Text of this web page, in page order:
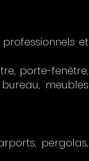
et
porte-fenêtre,
meubles
pergolas,